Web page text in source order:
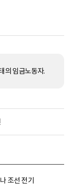
의 임금노동자.
조선 전기